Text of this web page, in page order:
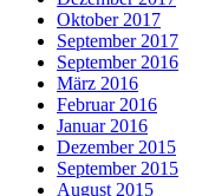
Oktober 2017
September 2017
September 2016
März 2016
Februar 2016
Januar 2016
Dezember 2015
September 2015
August 2015